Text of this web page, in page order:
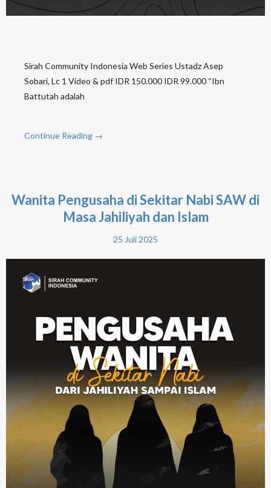
Sirah Community Indonesia Web Series Ustadz Asep
Sobari, Lc 1 Video & pdf IDR 150.000 IDR 99.000 “Ibn
Battutah adalah
Continue Reading →
Wanita Pengusaha di Sekitar Nabi SAW di
Masa Jahiliyah dan Islam
25 Juli 2025